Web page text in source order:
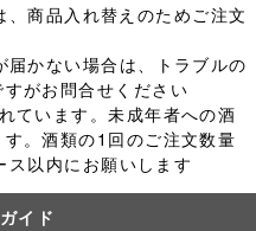
商品入れ替えのためご注文
かない場合は、トラブルの
がお問合せください
ています。未成年者への酒
。酒類の1回のご注文数量
以内にお願いします
イド